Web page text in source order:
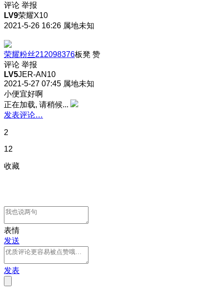
评论 举报
LV9荣耀X10
2021-5-26 16:26 属地未知
荣耀粉丝212098376板凳 赞
评论 举报
LV5JER-AN10
2021-5-27 07:45 属地未知
小便宜好啊
正在加载, 请稍候...
发表评论…
2
12
收藏
表情
发送
发表